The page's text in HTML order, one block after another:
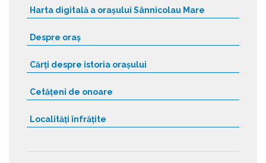
Harta digitală a orașului Sânnicolau Mare
Despre oraș
Cărți despre istoria orașului
Cetățeni de onoare
Localități înfrățite